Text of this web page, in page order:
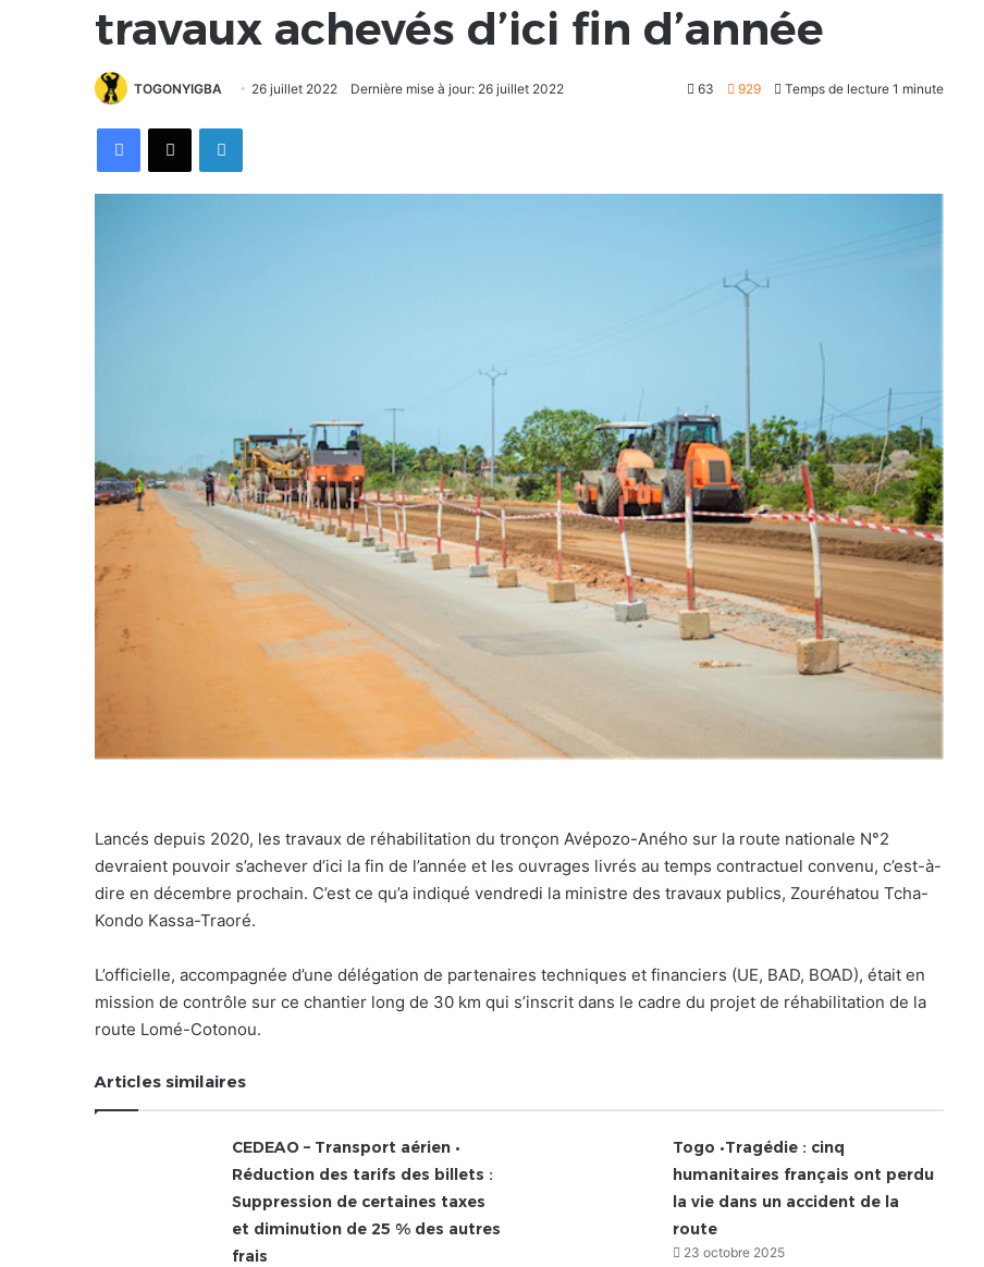
travaux achevés d’ici fin d’année
TOGONYIGBA 26 juillet 2022 Dernière mise à jour: 26 juillet 2022 63 929 Temps de lecture 1 minute
FacebookX Linkedin
Lancés depuis 2020, les travaux de réhabilitation du tronçon Avépozo-Aného sur la route nationale N°2
devraient pouvoir s’achever d’ici la fin de l’année et les ouvrages livrés au temps contractuel convenu, c’est-à-
dire en décembre prochain. C’est ce qu’a indiqué vendredi la ministre des travaux publics, Zouréhatou Tcha-
Kondo Kassa-Traoré.
L’officielle, accompagnée d’une délégation de partenaires techniques et financiers (UE, BAD, BOAD), était en
mission de contrôle sur ce chantier long de 30 km qui s’inscrit dans le cadre du projet de réhabilitation de la
route Lomé-Cotonou.
Articles similaires
CEDEAO – Transport aérien •
Réduction des tarifs des billets :
Suppression de certaines taxes
et diminution de 25 % des autres
frais
Togo •Tragédie : cinq
humanitaires français ont perdu
la vie dans un accident de la
route
23 octobre 2025